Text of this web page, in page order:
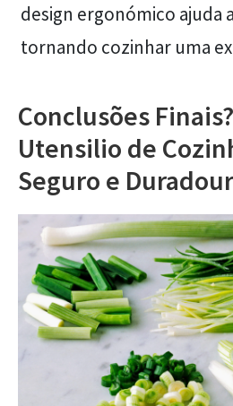
design ergonómico ajuda
tornando cozinhar uma
Conclusões
Utensilio de
Seguro e